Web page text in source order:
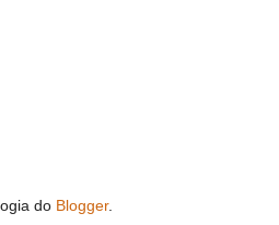
do Blogger.